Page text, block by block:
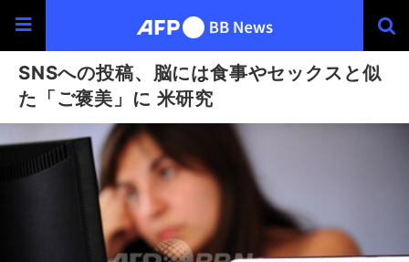
SNSへの投稿、脳には食事やセックスと似
た「ご褒美」に 米研究